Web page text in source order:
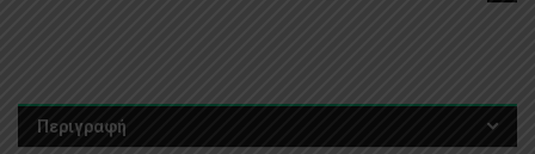
Περιγραφή